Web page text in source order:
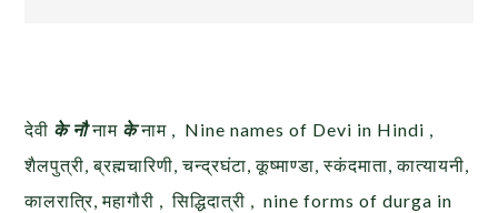
देवी के नौनाम केनाम , Nine names of Devi in Hindi ,
शैलपुत्री, ब्रह्मचारिणी, चन्द्रघंटा, कूष्माण्डा, स्कंदमाता, कात्यायनी,
कालरात्रि, महागौरी , सिद्धिदात्री , nine forms of durga in